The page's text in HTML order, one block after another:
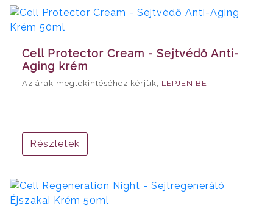
Cell Protector Cream - Sejtvédő Anti-
Aging krém
Az árak megtekintéséhez kérjük, LÉPJEN BE!
Részletek